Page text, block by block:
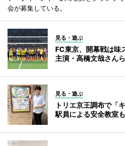
会が募集している。
見る・遊ぶ
FC東京、開幕戦は
主演・高橋文哉さん
見る・遊ぶ
トリエ京王調布で「
駅員による安全教室も